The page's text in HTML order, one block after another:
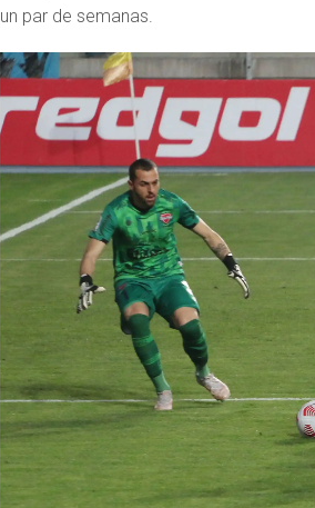
un par de semanas.